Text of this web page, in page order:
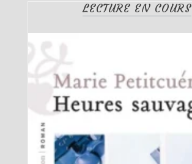
LECTURE EN COURS